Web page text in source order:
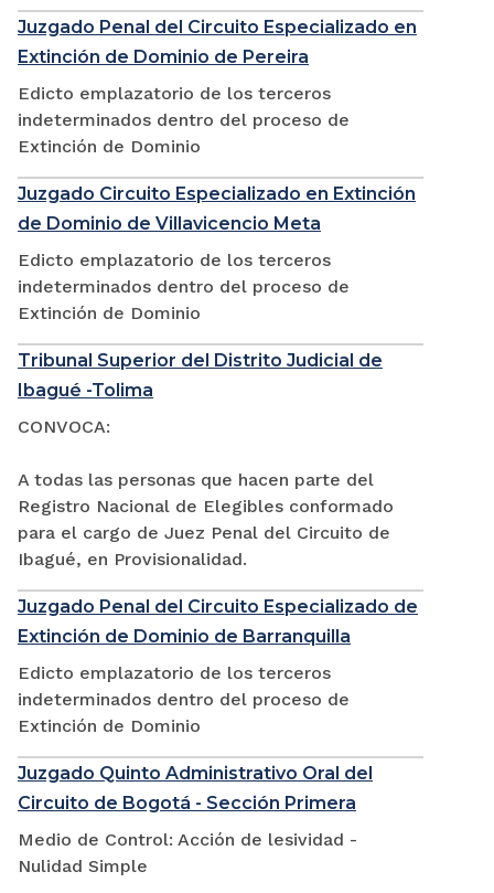
Juzgado Penal del Circuito Especializado en
Extinción de Dominio de Pereira
Edicto emplazatorio de los terceros
indeterminados dentro del proceso de
Extinción de Dominio
Juzgado Circuito Especializado en Extinción
de Dominio de Villavicencio Meta
Edicto emplazatorio de los terceros
indeterminados dentro del proceso de
Extinción de Dominio
Tribunal Superior del Distrito Judicial de
Ibagué -Tolima
CONVOCA:
A todas las personas que hacen parte del
Registro Nacional de Elegibles conformado
para el cargo de Juez Penal del Circuito de
Ibagué, en Provisionalidad.
Juzgado Penal del Circuito Especializado de
Extinción de Dominio de Barranquilla
Edicto emplazatorio de los terceros
indeterminados dentro del proceso de
Extinción de Dominio
Juzgado Quinto Administrativo Oral del
Circuito de Bogotá - Sección Primera
Medio de Control: Acción de lesividad -
Nulidad Simple